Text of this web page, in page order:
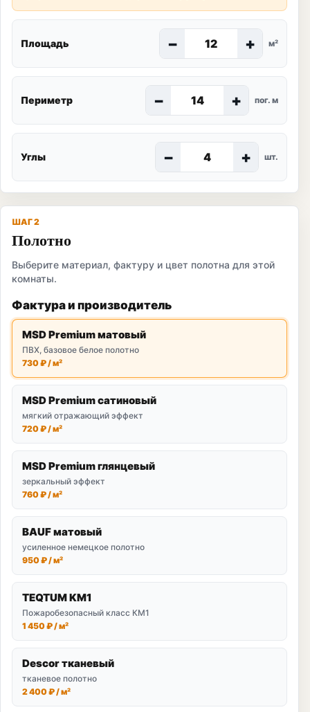
Площадь − + м²
Периметр − + пог. м
Углы − + шт.
ШАГ 2
Полотно
Выберите материал, фактуру и цвет полотна для этой
комнаты.
Фактура и производитель
MSD Premium матовый
ПВХ, базовое белое полотно
730 ₽ / м²
MSD Premium сатиновый
мягкий отражающий эффект
720 ₽ / м²
MSD Premium глянцевый
зеркальный эффект
760 ₽ / м²
BAUF матовый
усиленное немецкое полотно
950 ₽ / м²
TEQTUM KM1
Пожаробезопасный класс КМ1
1 450 ₽ / м²
Descor тканевый
тканевое полотно
2 400 ₽ / м²